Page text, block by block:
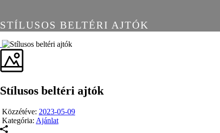
STÍLUSOS BELTÉRI AJTÓK
Stílusos beltéri ajtók
Közzétéve: 2023-05-09
Kategória: Ajánlat